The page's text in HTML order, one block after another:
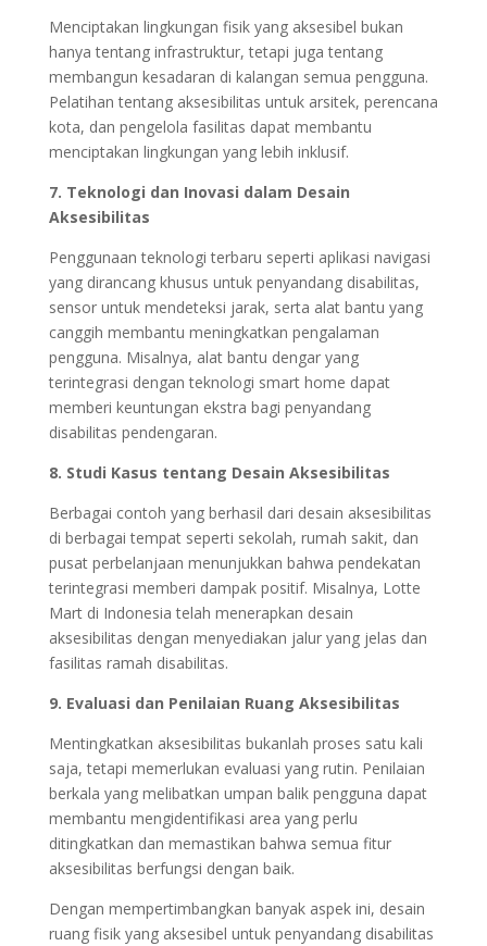
Menciptakan lingkungan fisik yang aksesibel bukan
hanya tentang infrastruktur, tetapi juga tentang
membangun kesadaran di kalangan semua pengguna.
Pelatihan tentang aksesibilitas untuk arsitek, perencana
kota, dan pengelola fasilitas dapat membantu
menciptakan lingkungan yang lebih inklusif.
7. Teknologi dan Inovasi dalam Desain
Aksesibilitas
Penggunaan teknologi terbaru seperti aplikasi navigasi
yang dirancang khusus untuk penyandang disabilitas,
sensor untuk mendeteksi jarak, serta alat bantu yang
canggih membantu meningkatkan pengalaman
pengguna. Misalnya, alat bantu dengar yang
terintegrasi dengan teknologi smart home dapat
memberi keuntungan ekstra bagi penyandang
disabilitas pendengaran.
8. Studi Kasus tentang Desain Aksesibilitas
Berbagai contoh yang berhasil dari desain aksesibilitas
di berbagai tempat seperti sekolah, rumah sakit, dan
pusat perbelanjaan menunjukkan bahwa pendekatan
terintegrasi memberi dampak positif. Misalnya, Lotte
Mart di Indonesia telah menerapkan desain
aksesibilitas dengan menyediakan jalur yang jelas dan
fasilitas ramah disabilitas.
9. Evaluasi dan Penilaian Ruang Aksesibilitas
Mentingkatkan aksesibilitas bukanlah proses satu kali
saja, tetapi memerlukan evaluasi yang rutin. Penilaian
berkala yang melibatkan umpan balik pengguna dapat
membantu mengidentifikasi area yang perlu
ditingkatkan dan memastikan bahwa semua fitur
aksesibilitas berfungsi dengan baik.
Dengan mempertimbangkan banyak aspek ini, desain
ruang fisik yang aksesibel untuk penyandang disabilitas